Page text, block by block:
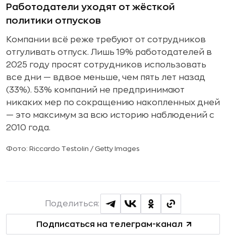
Работодатели уходят от жёсткой
политики отпусков
Компании всё реже требуют от сотрудников
отгуливать отпуск. Лишь 19% работодателей в
2025 году просят сотрудников использовать
все дни — вдвое меньше, чем пять лет назад
(33%). 53% компаний не предпринимают
никаких мер по сокращению накопленных дней
— это максимум за всю историю наблюдений с
2010 года.
Фото: Riccardo Testolin / Getty Images
Подписаться на телеграм-канал
Поделиться: